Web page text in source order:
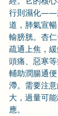
行則濕化——
道，肺氣宣
輸膀胱。杏仁
疏通上焦，緩
頭痛、惡寒
輔助潤腸通
滯。需要注
大，過量可
應。